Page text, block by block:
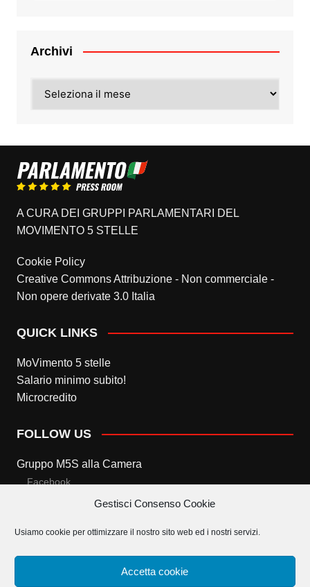
Gestisci Consenso Cookie
Usiamo cookie per ottimizzare il nostro sito web ed i nostri servizi.
Accetta cookie
Archivi
A CURA DEI GRUPPI PARLAMENTARI DEL
MOVIMENTO 5 STELLE
Cookie Policy
Creative Commons Attribuzione - Non commerciale -
Non opere derivate 3.0 Italia
QUICK LINKS
MoVimento 5 stelle
Salario minimo subito!
Microcredito
FOLLOW US
Gruppo M5S alla Camera
Facebook